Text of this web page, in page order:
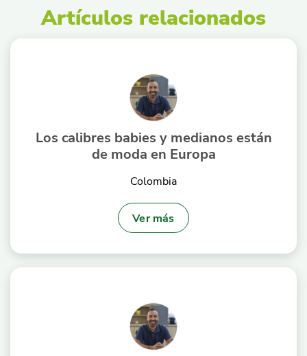
Artículos relacionados
Los calibres babies y medianos están
de moda en Europa
Colombia
Ver más